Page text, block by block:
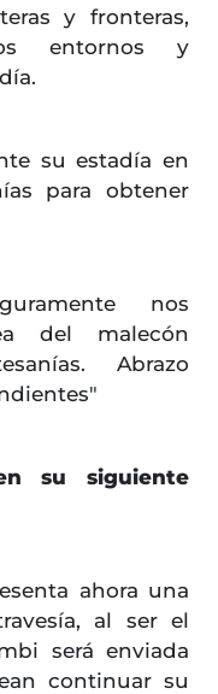
y fronteras,
entornos y
su estadía en
para obtener
nos
del malecón
Abrazo
su siguiente
ahora una
al ser el
será enviada
continuar su